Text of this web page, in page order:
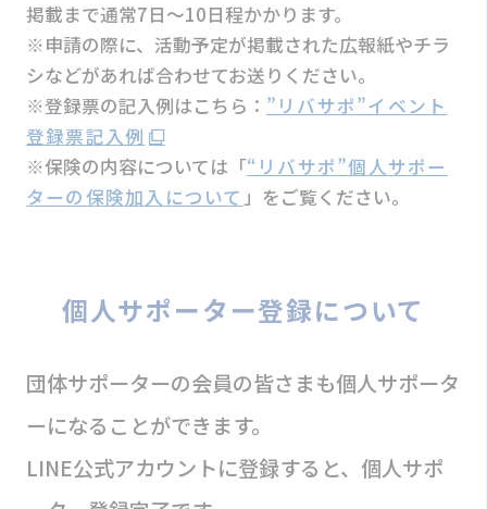
掲載まで通常7日～10日程かかります。
※申請の際に、活動予定が掲載された広報紙やチラ
シなどがあれば合わせてお送りください。
※登録票の記入例はこちら： ”リバサポ”イベント
登録票記入例
※保険の内容については「“リバサポ”個人サポー
ターの保険加入について 」をご覧ください。
個人サポーター登録について
団体サポーターの会員の皆さまも個人サポータ
ーになることができます。
LINE公式アカウントに登録すると、個人サポ